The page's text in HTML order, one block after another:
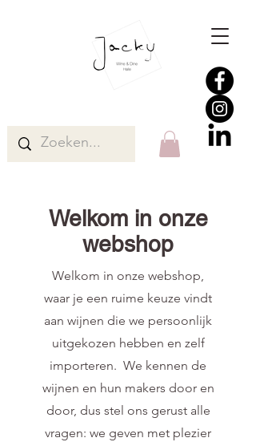
Welkom in onze
webshop
Welkom in onze webshop,
waar je een ruime keuze vindt
aan wijnen die we persoonlijk
uitgekozen hebben en zelf
importeren. We kennen de
wijnen en hun makers door en
door, dus stel ons gerust alle
vragen: we geven met plezier